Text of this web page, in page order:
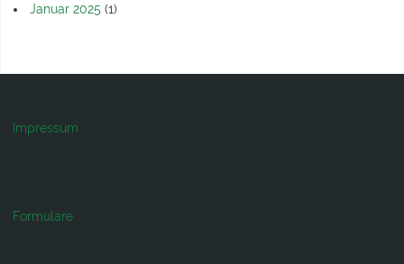
Januar 2025 (1)
Impressum
Formulare